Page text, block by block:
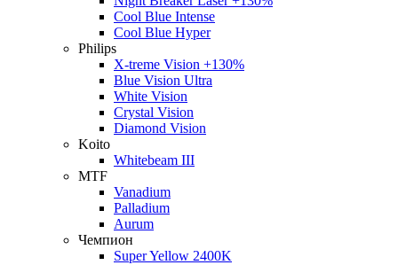
Cool Blue Intense
Cool Blue Hyper
Philips
X-treme Vision +130%
Blue Vision Ultra
White Vision
Crystal Vision
Diamond Vision
Koito
Whitebeam III
MTF
Vanadium
Palladium
Aurum
Чемпион
Super Yellow 2400K